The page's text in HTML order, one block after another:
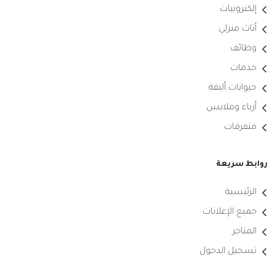
إلكترونيات
أثاث منزلي
وظائف
خدمات
حيوانات أليفة
أزياء وملابس
متفرقات
روابط سريعة
الرئيسية
جميع الإعلانات
المتاجر
تسجيل الدخول